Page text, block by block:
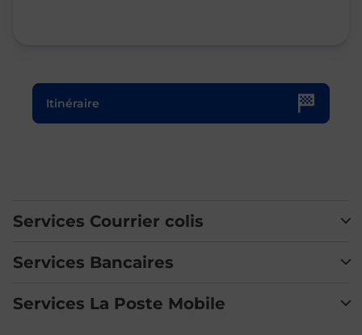
Itinéraire
Le lien s'ouvre dans un nouvel onglet
Services Courrier colis
Services Bancaires
Services La Poste Mobile